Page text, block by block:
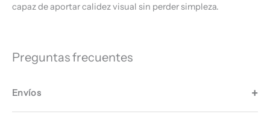
capaz de aportar calidez visual sin perder simpleza.
Preguntas frecuentes
Envíos